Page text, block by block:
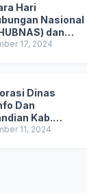
Hari
Nasional
dan
Kartu
17, 2024
Dinas
Dan
Kab.
Bersama UPT
11, 2024